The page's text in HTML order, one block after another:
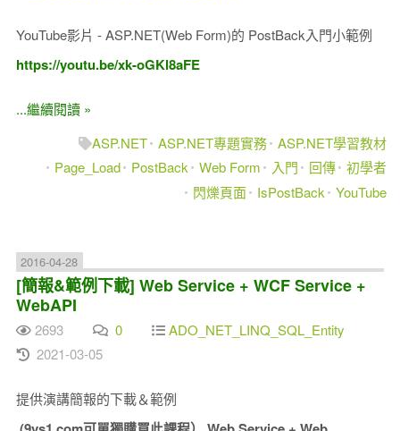
YouTube影片 - ASP.NET(Web Form)的 PostBack入門小範例
https://youtu.be/xk-oGKl8aFE
...繼續閱讀 »
ASP.NET ASP.NET專題實務 ASP.NET學習教材
Page_Load
PostBack Web Form 入門 回傳 初學者
閃爍頁面
IsPostBack YouTube
2016-04-28
[簡報&範例下載] Web Service + WCF Service +
WebAPI
2693 0
ADO_NET_LINQ_SQL_Entity
2021-03-05
提供演講簡報的下載＆範例